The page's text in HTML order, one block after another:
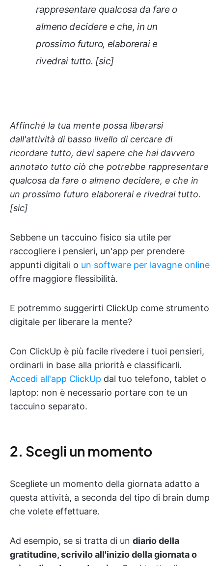
rappresentare qualcosa da fare o
almeno decidere e che, in un
prossimo futuro, elaborerai e
rivedrai tutto. [sic]
Affinché la tua mente possa liberarsi
dall'attività di basso livello di cercare di
ricordare tutto, devi sapere che hai davvero
annotato tutto ciò che potrebbe rappresentare
qualcosa da fare o almeno decidere, e che in
un prossimo futuro elaborerai e rivedrai tutto.
[sic]
Sebbene un taccuino fisico sia utile per
raccogliere i pensieri, un'app per prendere
appunti digitali o un software per lavagne online
offre maggiore flessibilità.
E potremmo suggerirti ClickUp come strumento
digitale per liberare la mente?
Con ClickUp è più facile rivedere i tuoi pensieri,
ordinarli in base alla priorità e classificarli.
Accedi all'app ClickUp dal tuo telefono, tablet o
laptop: non è necessario portare con te un
taccuino separato.
2. Scegli un momento
Scegliete un momento della giornata adatto a
questa attività, a seconda del tipo di brain dump
che volete effettuare.
Ad esempio, se si tratta di un diario della
gratitudine, scrivilo all'inizio della giornata o